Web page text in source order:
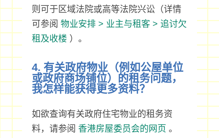
则可于区域法院或高等法院兴讼（详情
可参阅 物业安排 > 业主与租客 > 追讨欠
租及收楼 ）。
4. 有关政府物业（例如公屋单位
或政府商场铺位）的租务问题，
我怎样能获得更多资料？
如欲查询有关政府住宅物业的租务资
料，请参阅 香港房屋委员会的网页 。